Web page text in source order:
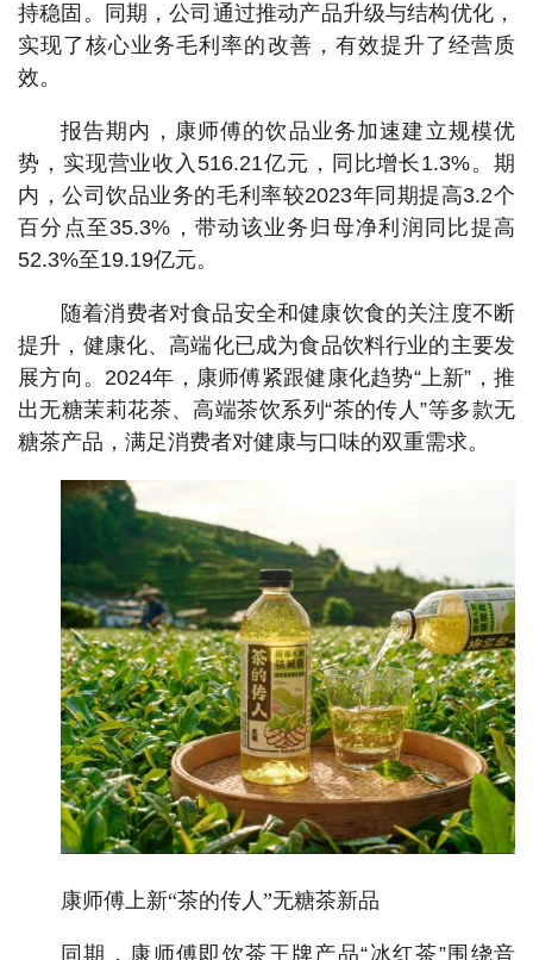
持稳固。同期，公司通过推动产品升级与结构优化，
实现了核心业务毛利率的改善，有效提升了经营质
效。
报告期内，康师傅的饮品业务加速建立规模优
势，实现营业收入516.21亿元，同比增长1.3%。期
内，公司饮品业务的毛利率较2023年同期提高3.2个
百分点至35.3%，带动该业务归母净利润同比提高
52.3%至19.19亿元。
随着消费者对食品安全和健康饮食的关注度不断
提升，健康化、高端化已成为食品饮料行业的主要发
展方向。2024年，康师傅紧跟健康化趋势“上新”，推
出无糖茉莉花茶、高端茶饮系列“茶的传人”等多款无
糖茶产品，满足消费者对健康与口味的双重需求。
康师傅上新“茶的传人”无糖茶新品
同期，康师傅即饮茶王牌产品“冰红茶”围绕音